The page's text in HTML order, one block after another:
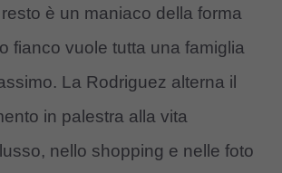
è un maniaco della forma
fianco vuole tutta una famiglia
La Rodriguez alterna il
in palestra alla vita
nello shopping e nelle foto